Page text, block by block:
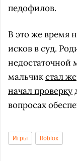
педофилов.
В это же время
исков в суд.
недостаточной
мальчикстал
начал проверку
вопросах
Игры Roblox